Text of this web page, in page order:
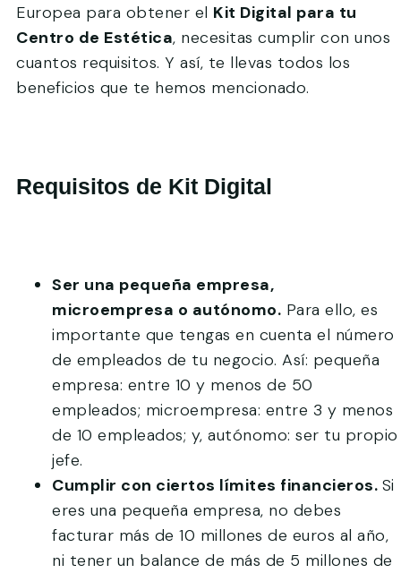
Europea para obtener el Kit Digital para tu
Centro de Estética, necesitas cumplir con unos
cuantos requisitos. Y así, te llevas todos los
beneficios que te hemos mencionado.
Requisitos de Kit Digital
Ser una pequeña empresa,
microempresa o autónomo. Para ello, es
importante que tengas en cuenta el número
de empleados de tu negocio. Así: pequeña
empresa: entre 10 y menos de 50
empleados; microempresa: entre 3 y menos
de 10 empleados; y, autónomo: ser tu propio
jefe.
Cumplir con ciertos límites financieros. Si
eres una pequeña empresa, no debes
facturar más de 10 millones de euros al año,
ni tener un balance de más de 5 millones de